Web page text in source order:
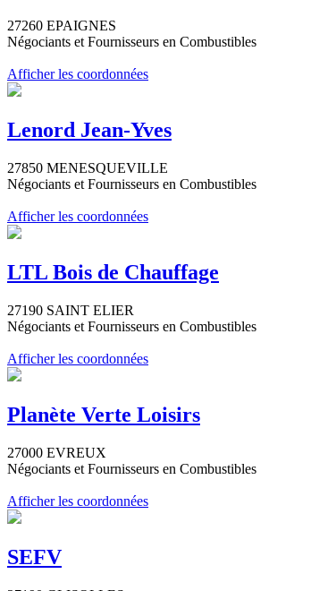
27260 EPAIGNES
Négociants et Fournisseurs en Combustibles
Afficher les coordonnées
Lenord Jean-Yves
27850 MENESQUEVILLE
Négociants et Fournisseurs en Combustibles
Afficher les coordonnées
LTL Bois de Chauffage
27190 SAINT ELIER
Négociants et Fournisseurs en Combustibles
Afficher les coordonnées
Planète Verte Loisirs
27000 EVREUX
Négociants et Fournisseurs en Combustibles
Afficher les coordonnées
SEFV